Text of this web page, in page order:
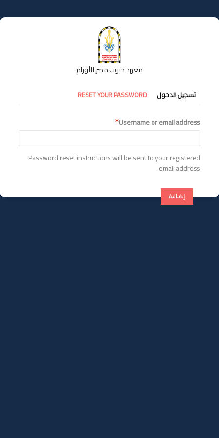
إلى
المحتوى
معهد جنوب مصر للأورام
التبويبات
الأساسية
تسجيل الدخول RESET YOUR PASSWORD
Username or email address
Password reset instructions will be sent to your registered
email address.